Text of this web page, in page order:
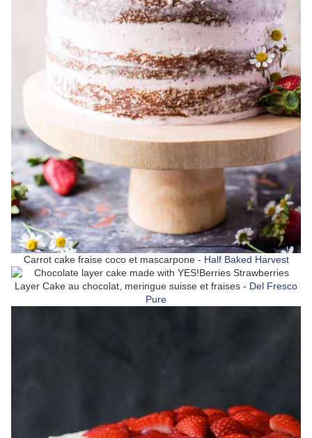
Carrot cake fraise coco et mascarpone - Half Baked Harvest
Layer Cake au chocolat, meringue suisse et fraises - Del Fresco
Pure